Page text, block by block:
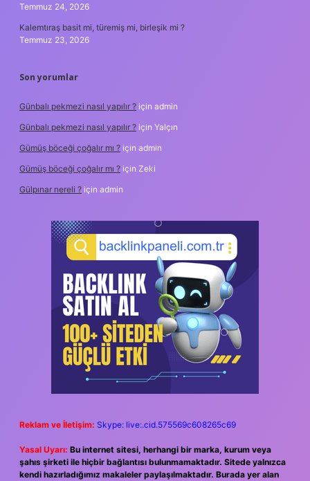
Temmuz 24, 2026
Kalemtıraş basit mi, türemiş mi, birleşik mi ?
Temmuz 23, 2026
Son yorumlar
Günbalı pekmezi nasıl yapılır ? için admin
Günbalı pekmezi nasıl yapılır ? için Yalçın
Gümüş böceği çoğalır mı ? için admin
Gümüş böceği çoğalır mı ? için Zeki
Gülpınar nereli ? için admin
Reklam ve İletişim: Skype: live:.cid.575569c608265c69
Yasal Uyarı: Bu internet sitesi, herhangi bir marka, kurum veya
şahıs şirketi ile hiçbir bağlantısı bulunmamaktadır. Sitede yalnızca
kendi hazırladığımız makaleler paylaşılmaktadır. Burada yer alan